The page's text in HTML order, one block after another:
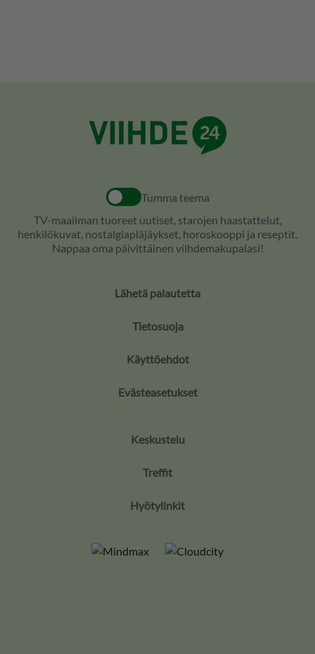
Tumma teema
TV-maailman tuoreet uutiset, starojen haastattelut,
henkilökuvat, nostalgiapläjäykset, horoskooppi ja reseptit.
Nappaa oma päivittäinen viihdemakupalasi!
Lähetä palautetta
Tietosuoja
Käyttöehdot
Evästeasetukset
Keskustelu
Treffit
Hyötylinkit